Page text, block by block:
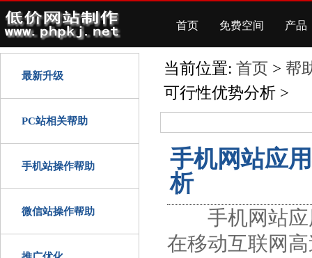
首页 免费空间 产品
最新升级
PC站相关帮助
手机站操作帮助
微信站操作帮助
当前位置: 首页 > 帮
可行性优势分析 >
手机网站应
析
手机网站应
在移动互联网